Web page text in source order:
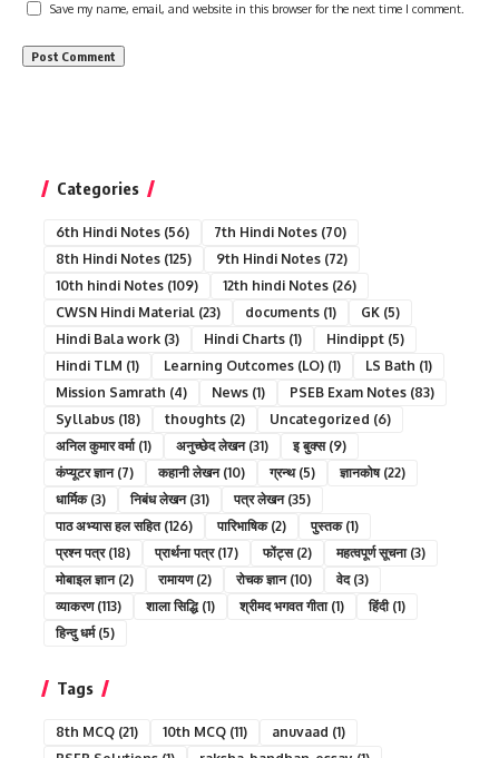
Save my name, email, and website in this browser for the next time I comment.
Categories
6th Hindi Notes (56) 7th Hindi Notes (70)
8th Hindi Notes (125) 9th Hindi Notes (72)
10th hindi Notes (109) 12th hindi Notes (26)
CWSN Hindi Material (23) documents (1) GK (5)
Hindi Bala work (3) Hindi Charts (1) Hindippt (5)
Hindi TLM (1) Learning Outcomes (LO) (1) LS Bath (1)
Mission Samrath (4) News (1) PSEB Exam Notes (83)
Syllabus (18) thoughts (2) Uncategorized (6)
अनिल कुमार वर्मा(1) अनुच्छेद लेखन(31) इ बुक्स(9)
कंप्यूटर ज्ञान(7) कहानी लेखन(10) ग्रन्थ(5) ज्ञानकोष(22)
धार्मिक(3) निबंध लेखन(31) पत्र लेखन(35)
पाठ अभ्यास हल सहित(126) पारिभाषिक(2) पुस्तक(1)
प्रश्न पत्र(18) प्रार्थना पत्र(17) फोंट्स(2) महत्वपूर्ण सूचना(3)
मोबाइल ज्ञान(2) रामायण(2) रोचक ज्ञान(10) वेद(3)
व्याकरण(113) शाला सिद्धि(1) श्रीमद भगवत गीता(1) हिंदी(1)
हिन्दु धर्म(5)
Tags
8th MCQ (21) 10th MCQ (11) anuvaad (1)